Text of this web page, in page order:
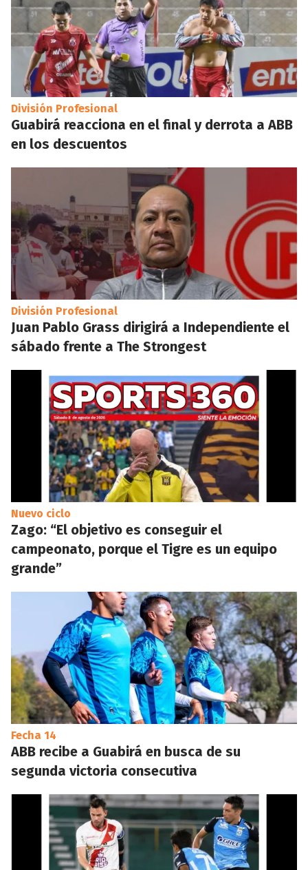
División Profesional
Guabirá reacciona en el final y derrota a ABB
en los descuentos
División Profesional
Juan Pablo Grass dirigirá a Independiente el
sábado frente a The Strongest
Nuevo ciclo
Zago: “El objetivo es conseguir el
campeonato, porque el Tigre es un equipo
grande”
Fecha 14
ABB recibe a Guabirá en busca de su
segunda victoria consecutiva